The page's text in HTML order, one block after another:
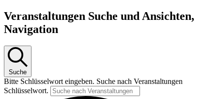
Veranstaltungen Suche und Ansichten,
Navigation
Suche
Bitte Schlüsselwort eingeben. Suche nach Veranstaltungen
Schlüsselwort.